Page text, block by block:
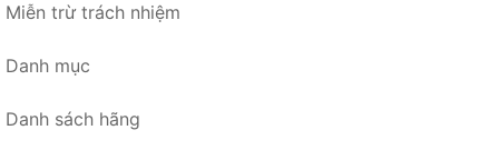
Miễn trừ trách nhiệm
Danh mục
Danh sách hãng